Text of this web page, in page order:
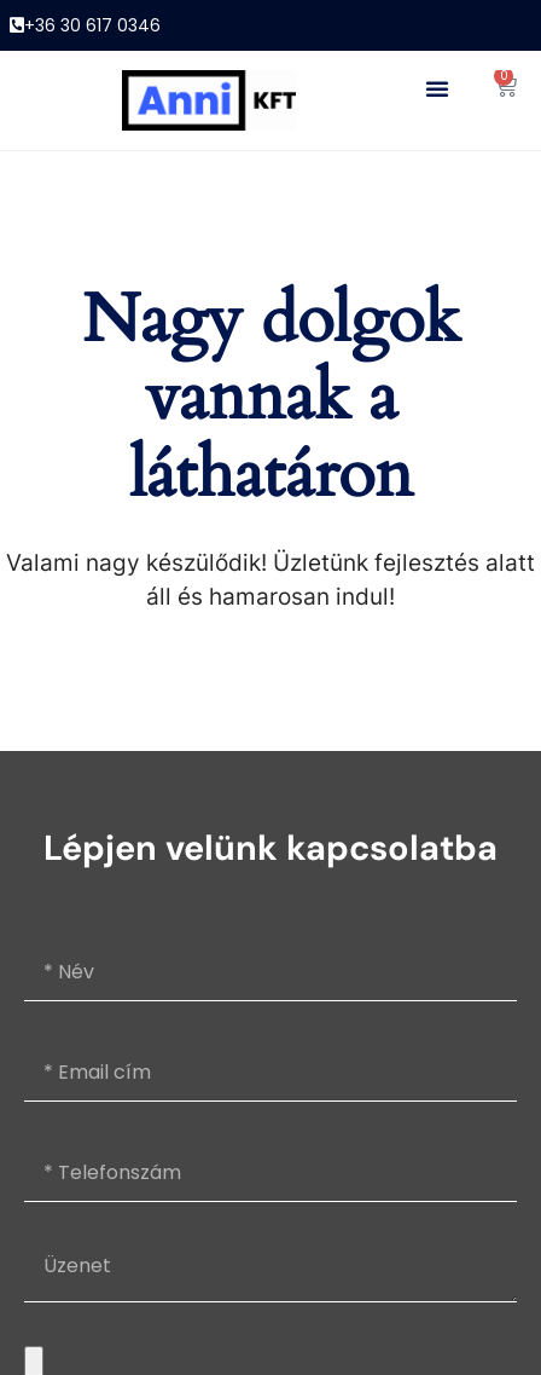
+36 30 617 0346
0
Nagy dolgok
vannak a
láthatáron
Valami nagy készülődik! Üzletünk fejlesztés alatt
áll és hamarosan indul!
Lépjen velünk kapcsolatba